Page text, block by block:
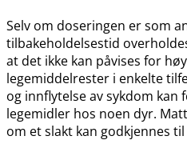
Selv om doseringen er som
tilbakeholdelsestid
at det ikke kan påvises for
legemiddelrester i enkelte
og innflytelse av sykdom kan
legemidler hos noen dyr.
om et slakt kan godkjennes